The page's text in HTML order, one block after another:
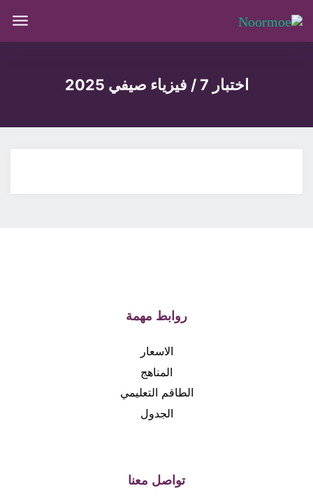
اختبار 7 / فيزياء صيفي 2025
روابط مهمة
الاسعار
المناهج
الطاقم التعليمي
الجدول
تواصل معنا